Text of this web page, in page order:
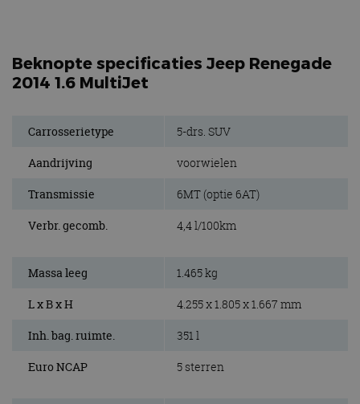
Beknopte specificaties Jeep Renegade
2014 1.6 MultiJet
Carrosserietype 5-drs. SUV
Aandrijving voorwielen
Transmissie 6MT (optie 6AT)
Verbr. gecomb. 4,4 l/100km
Massa leeg 1.465 kg
L x B x H 4.255 x 1.805 x 1.667 mm
Inh. bag. ruimte. 351 l
Euro NCAP 5 sterren